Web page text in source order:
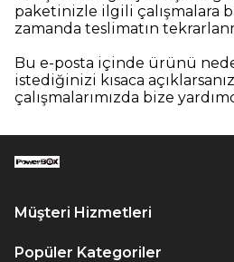
paketinizle ilgili çalışmalara
zamanda teslimatın
Bu e-posta içinde ürünü
istediğinizi kısaca
çalışmalarımızda bize
Müşteri Hizmetleri
Popüler Kategoriler